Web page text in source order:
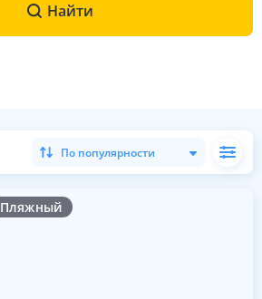
Найти
По популярности
Пляжный